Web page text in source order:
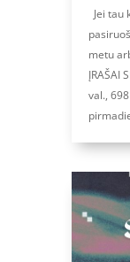
Jei tau
metu
ĮRAŠAI
val.,